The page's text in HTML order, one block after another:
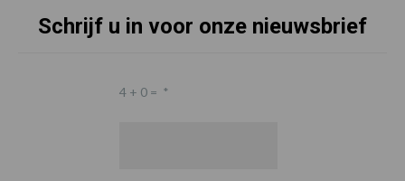
Schrijf u in voor onze nieuwsbrief
4 + 0 = *